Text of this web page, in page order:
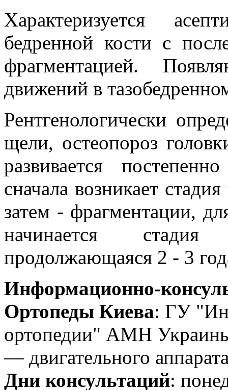
Характеризуется
бедренной кости с
фрагментацией.
движений в
Рентгенологически
щели, остеопороз
развивается
сначала возникает
затем - фрагментации,
начинается стадия
продолжающаяся 2 - 3
Информационно-
Ортопеды Киева: ГУ
ортопедии" АМН
— двигательного
Дни консультаций: